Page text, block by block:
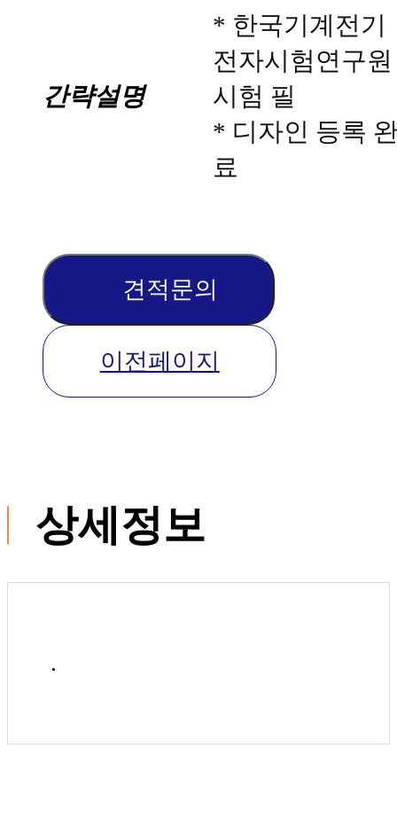
간략설명
* 한국기계전기
전자시험연구원
시험 필
* 디자인 등록
료
견적문의
이전페이지
상세정보
.